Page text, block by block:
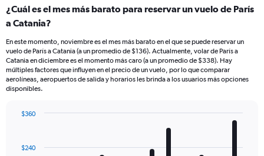
¿Cuál es el mes más barato para reservar un vuelo de París
a Catania?
En este momento, noviembre es el mes más barato en el que se puede reservar un
vuelo de París a Catania (a un promedio de $136). Actualmente, volar de París a
Catania en diciembre es el momento más caro (a un promedio de $338). Hay
múltiples factores que influyen en el precio de un vuelo, por lo que comparar
aerolíneas, aeropuertos de salida y horarios les brinda a los usuarios más opciones
disponibles.
with
12
$240
$360